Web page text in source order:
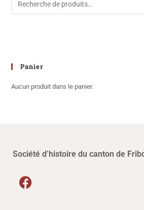
Panier
Aucun produit dans le panier.
Société d’histoire du canton de